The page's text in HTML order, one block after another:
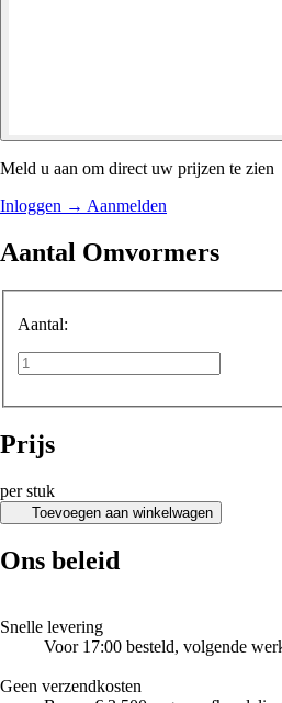
Meld u aan om direct uw prijzen te zien
Inloggen → Aanmelden
Aantal Omvormers
Aantal:
Prijs
per stuk
Toevoegen aan winkelwagen
Ons beleid
Snelle levering
Voor 17:00 besteld, volgende
Geen verzendkosten